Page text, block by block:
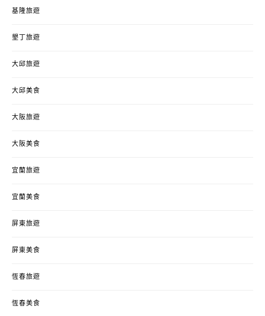
基隆旅遊
墾丁旅遊
大邱旅遊
大邱美食
大阪旅遊
大阪美食
宜蘭旅遊
宜蘭美食
屏東旅遊
屏東美食
恆春旅遊
恆春美食